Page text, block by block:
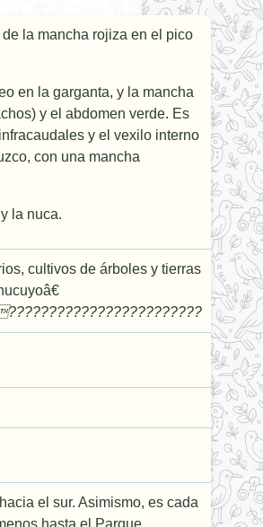
la mancha rojiza en el pico
en la garganta, y la mancha
y el abdomen verde. Es
y el vexilo interno
con una mancha
la nuca.
cultivos de árboles y tierras
el sur. Asimismo, es cada
hasta el Parque